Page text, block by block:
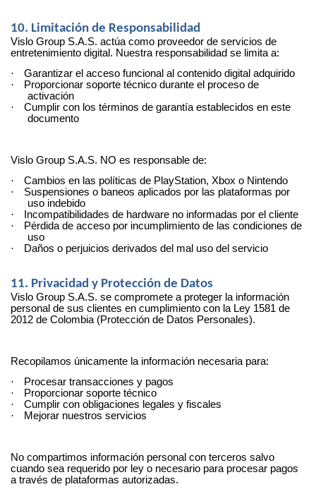
10. Limitación de Responsabilidad
Vislo Group S.A.S. actúa como proveedor de servicios de
entretenimiento digital. Nuestra responsabilidad se limita a:
·
Garantizar el acceso funcional al contenido digital adquirido
·
Proporcionar soporte técnico durante el proceso de
activación
·
Cumplir con los términos de garantía establecidos en este
documento
Vislo Group S.A.S. NO es responsable de:
·
Cambios en las políticas de PlayStation, Xbox o Nintendo
·
Suspensiones o baneos aplicados por las plataformas por
uso indebido
·
Incompatibilidades de hardware no informadas por el cliente
·
Pérdida de acceso por incumplimiento de las condiciones de
uso
·
Daños o perjuicios derivados del mal uso del servicio
11. Privacidad y Protección de Datos
Vislo Group S.A.S. se compromete a proteger la información
personal de sus clientes en cumplimiento con la Ley 1581 de
2012 de Colombia (Protección de Datos Personales).
Recopilamos únicamente la información necesaria para:
·
Procesar transacciones y pagos
·
Proporcionar soporte técnico
·
Cumplir con obligaciones legales y fiscales
·
Mejorar nuestros servicios
No compartimos información personal con terceros salvo
cuando sea requerido por ley o necesario para procesar pagos
a través de plataformas autorizadas.